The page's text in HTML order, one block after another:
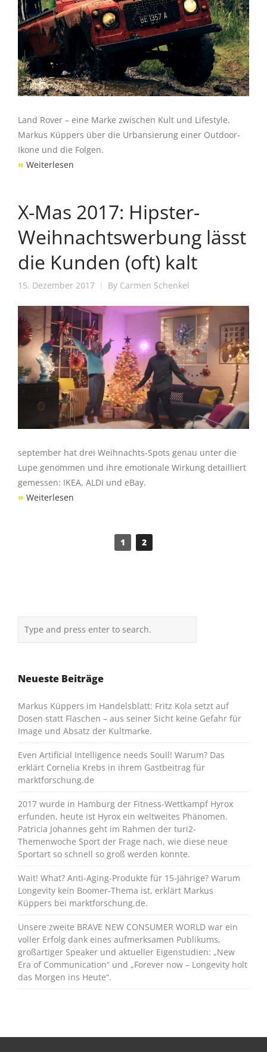
Land Rover – eine Marke zwischen Kult und Lifestyle.
Markus Küppers über die Urbansierung einer Outdoor-
Ikone und die Folgen.
» Weiterlesen
X-Mas 2017: Hipster-
Weihnachtswerbung lässt
die Kunden (oft) kalt
15. Dezember 2017 By Carmen Schenkel
september hat drei Weihnachts-Spots genau unter die
Lupe genommen und ihre emotionale Wirkung detailliert
gemessen: IKEA, ALDI und eBay.
» Weiterlesen
1 2
Neueste Beiträge
Markus Küppers im Handelsblatt: Fritz Kola setzt auf
Dosen statt Flaschen – aus seiner Sicht keine Gefahr für
Image und Absatz der Kultmarke.
Even Artificial Intelligence needs Soull! Warum? Das
erklärt Cornelia Krebs in ihrem Gastbeitrag für
marktforschung.de
2017 wurde in Hamburg der Fitness-Wettkampf Hyrox
erfunden, heute ist Hyrox ein weltweites Phänomen.
Patricia Johannes geht im Rahmen der turi2-
Themenwoche Sport der Frage nach, wie diese neue
Sportart so schnell so groß werden konnte.
Wait! What? Anti-Aging-Produkte für 15-Jährige? Warum
Longevity kein Boomer-Thema ist, erklärt Markus
Küppers bei marktforschung.de.
Unsere zweite BRAVE NEW CONSUMER WORLD war ein
voller Erfolg dank eines aufmerksamen Publikums,
großartiger Speaker und aktueller Eigenstudien: „New
Era of Communication“ und „Forever now – Longevity holt
das Morgen ins Heute“.